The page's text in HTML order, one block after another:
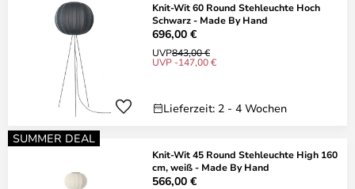
Knit-Wit 60 Round Stehleuchte Hoch
Schwarz - Made By Hand
696,00 €
UVP843,00 €
UVP -147,00 €
Lieferzeit: 2 - 4 Wochen
SUMMER DEAL
Knit-Wit 45 Round Stehleuchte High 160
cm, weiß - Made By Hand
566,00 €